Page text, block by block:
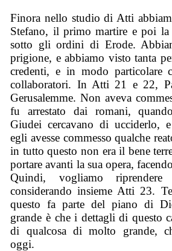
Finora nello studio di Atti
Stefano, il primo martire e poi
sotto gli ordini di Erode.
prigione, e abbiamo visto tanta
credenti, e in modo particolare
collaboratori. In Atti 21 e 22,
Gerusalemme. Non aveva
fu arrestato dai romani,
Giudei cercavano di ucciderlo,
egli avesse commesso qualche
in tutto questo non era il bene
portare avanti la sua opera,
Quindi, vogliamo riprendere
considerando insieme Atti 23.
questo fa parte del piano di
grande è che i dettagli di questo
di qualcosa di molto grande,
oggi.